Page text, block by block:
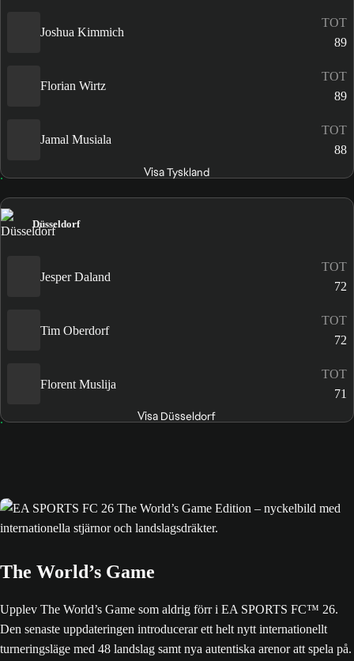
Joshua Kimmich
TOT
89
Florian Wirtz
TOT
89
Jamal Musiala
TOT
88
Visa Tyskland
Düsseldorf
Jesper Daland
TOT
72
Tim Oberdorf
TOT
72
Florent Muslija
TOT
71
Visa Düsseldorf
The World’s Game
Upplev The World’s Game som aldrig förr i EA SPORTS FC™ 26.
Den senaste uppdateringen introducerar ett helt nytt internationellt
turneringsläge med 48 landslag samt nya autentiska arenor att spela på.